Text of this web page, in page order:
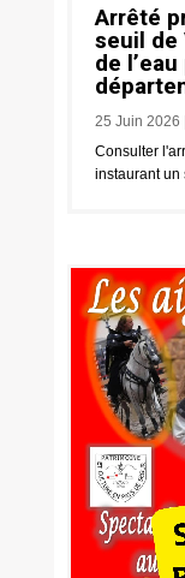
Arrêté
seuil de
de
25 Juin 2026
Consulter
instaurant un